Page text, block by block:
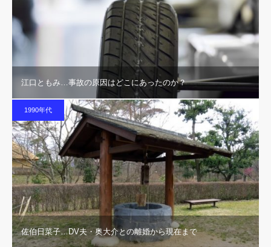
江口ともみ…事故の原因はどこにあったのか？
1990年代
佐伯日菜子…DV夫・奥大介との離婚から現在まで